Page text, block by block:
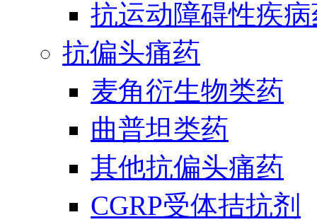
抗运动障碍性疾
抗偏头痛药
麦角衍生物类药
曲普坦类药
其他抗偏头痛药
CGRP受体拮抗剂